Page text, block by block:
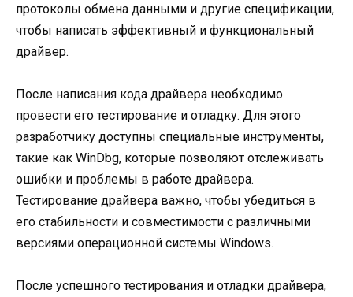
протоколы обмена данными и другие спецификации,
чтобы написать эффективный и функциональный
драйвер.
После написания кода драйвера необходимо
провести его тестирование и отладку. Для этого
разработчику доступны специальные инструменты,
такие как WinDbg, которые позволяют отслеживать
ошибки и проблемы в работе драйвера.
Тестирование драйвера важно, чтобы убедиться в
его стабильности и совместимости с различными
версиями операционной системы Windows.
После успешного тестирования и отладки драйвера,